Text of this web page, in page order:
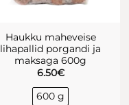
Haukku maheveise
lihapallid porgandi ja
maksaga 600g
6.50€
600 g